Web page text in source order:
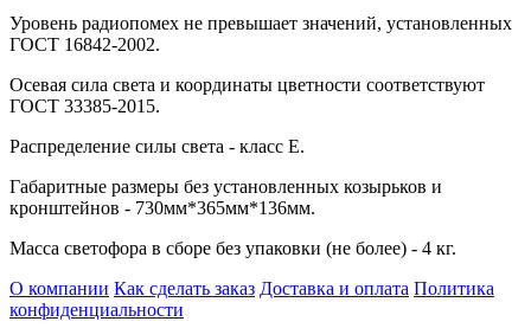
Уровень радиопомех не превышает значений, установленных
ГОСТ 16842-2002.
Осевая сила света и координаты цветности соответствуют
ГОСТ 33385-2015.
Распределение силы света - класс Е.
Габаритные размеры без установленных козырьков и
кронштейнов - 730мм*365мм*136мм.
Масса светофора в сборе без упаковки (не более) - 4 кг.
О компании Как сделать заказ Доставка и оплата Политика
конфиденциальности